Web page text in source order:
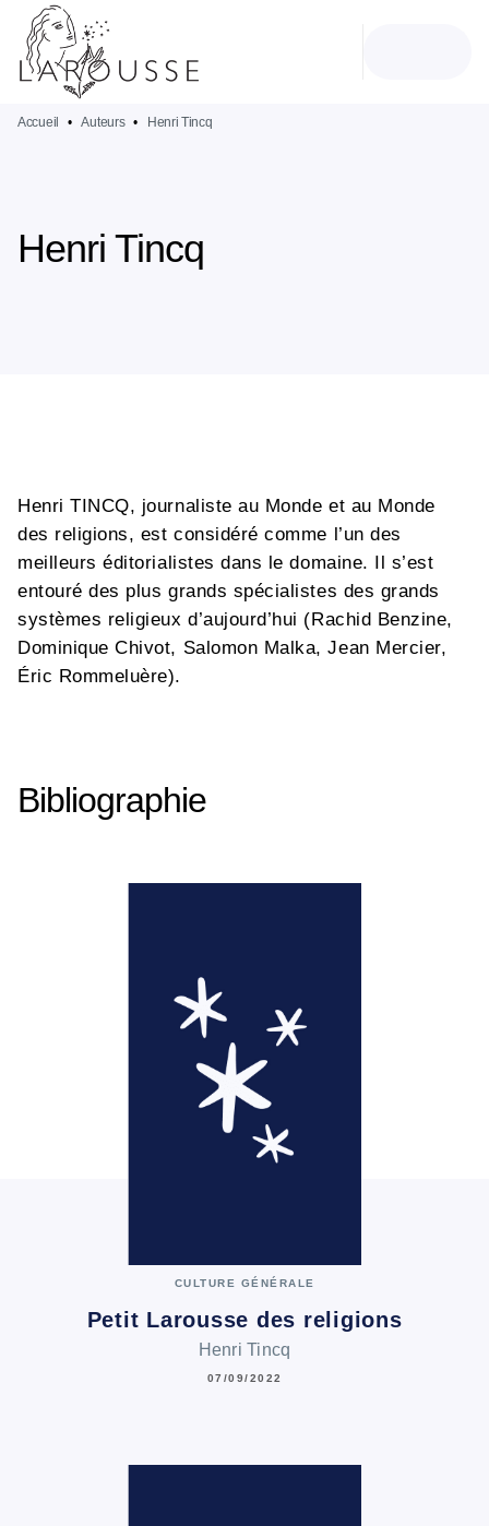
MENU
PIED DE PAGE
Accueil • Auteurs • Henri Tincq
Henri Tincq
Henri TINCQ, journaliste au Monde et au Monde
des religions, est considéré comme l’un des
meilleurs éditorialistes dans le domaine. Il s’est
entouré des plus grands spécialistes des grands
systèmes religieux d’aujourd’hui (Rachid Benzine,
Dominique Chivot, Salomon Malka, Jean Mercier,
Éric Rommeluère).
Bibliographie
CULTURE GÉNÉRALE
Petit Larousse des religions
Henri Tincq
07/09/2022